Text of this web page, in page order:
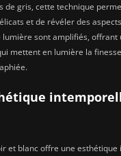
de gris, cette technique
et de révéler des
lumière sont amplifiés,
mettent en lumière la
et blanc offre une